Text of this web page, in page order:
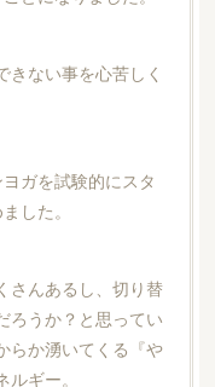
ない事を心苦しく
ガを試験的にスタ
した。
さんあるし、切り替
ろうか？と思ってい
らか湧いてくる『や
ギー。